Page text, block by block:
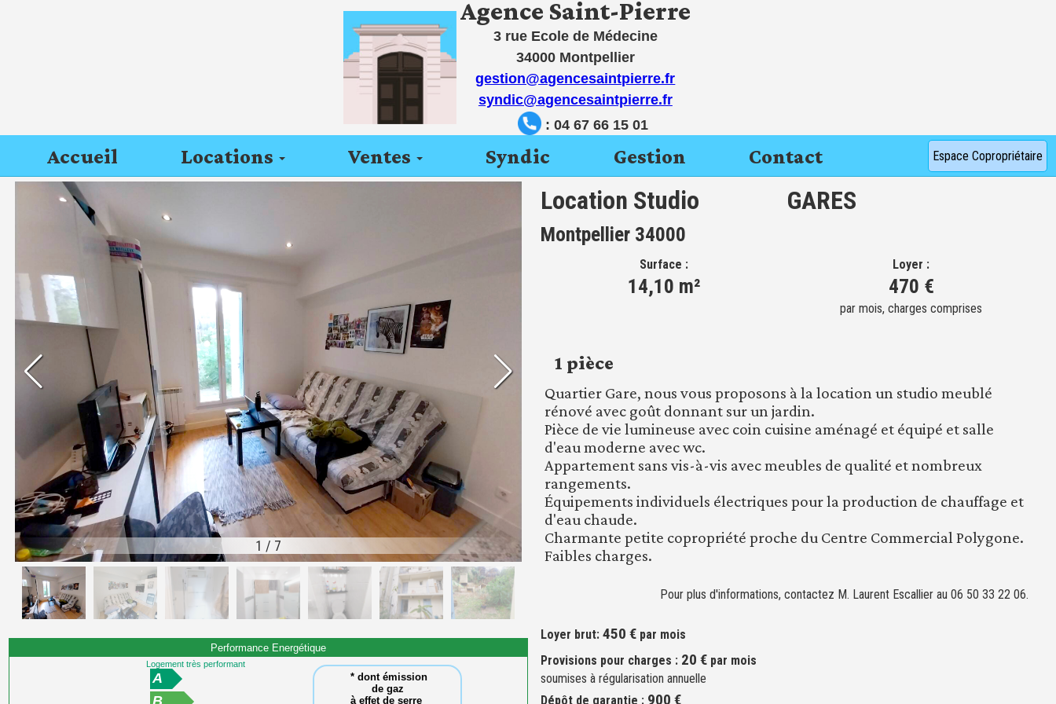
Agence Saint-Pierre
3 rue Ecole de Médecine
34000 Montpellier
gestion@agencesaintpierre.fr
syndic@agencesaintpierre.fr
: 04 67 66 15 01
Accueil Locations Ventes Syndic Gestion Contact Espace Copropriétaire
1 / 7
Performance Energétique
Logement très performant
A
* dont émission
de gaz
à effet de serre
Location Studio
Montpellier 34000
GARES
Surface :
14,10 m²
Loyer :
470 €
par mois, charges comprises
1 pièce
Quartier Gare, nous vous proposons à la location un studio meublé
rénové avec goût donnant sur un jardin.
Pièce de vie lumineuse avec coin cuisine aménagé et équipé et salle
d'eau moderne avec wc.
Appartement sans vis-à-vis avec meubles de qualité et nombreux
rangements.
Équipements individuels électriques pour la production de chauffage et
d'eau chaude.
Charmante petite copropriété proche du Centre Commercial Polygone.
Faibles charges.
Pour plus d'informations, contactez M. Laurent Escallier au 06 50 33 22 06.
Loyer brut:450 € par mois
Provisions pour charges : 20 € par mois
soumises à régularisation annuelle
Dépôt de garantie : 900 €